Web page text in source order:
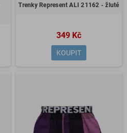
Trenky Represent ALI 21162 - žluté
349 Kč
KOUPIT